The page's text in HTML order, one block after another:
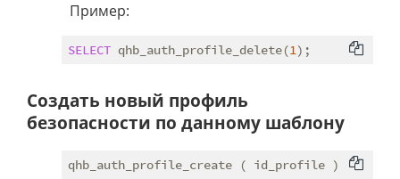
Пример:
SELECT qhb_auth_profile_delete(1
Создать новый профиль
безопасности по данному шаблону